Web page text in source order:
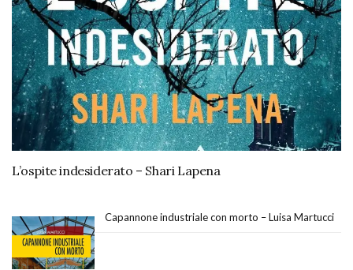
L’ospite indesiderato – Shari Lapena
Capannone industriale con morto – Luisa Martucci